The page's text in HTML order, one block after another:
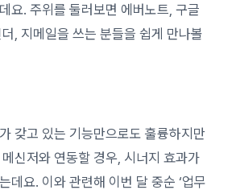
요. 주위를 둘러보면 에버노트, 구글
, 지메일을 쓰는 분들을 쉽게 만나볼
갖고 있는 기능만으로도 훌륭하지만
신저와 연동할 경우, 시너지 효과가
데요. 이와 관련해 이번 달 중순 ‘업무